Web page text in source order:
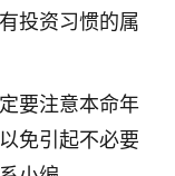
投资习惯的属
要注意本命年
免引起不必要